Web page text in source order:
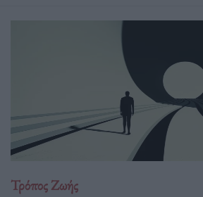
Τρόπος Ζωής